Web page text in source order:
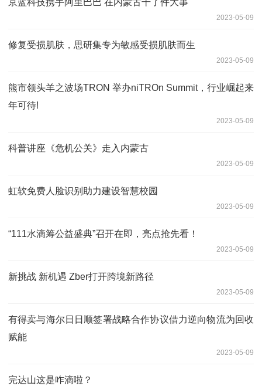
京蓝科技携手阿里巴巴 在内蒙古干了件大事
2023-05-09
修复受损肌肤，思研集专为敏感受损肌肤而生
2023-05-09
熊市领头羊之波场TRON 举办niTROn Summit，行业崛起来
年可待!
2023-05-09
科普讲座《危机公关》走入内蒙古
2023-05-09
虹软免费人脸识别助力建设智慧校园
2023-05-09
“111水滴筹公益盛典”召开在即，亮点抢先看！
2023-05-09
新挑战 新机遇 Zber打开跨境新路径
2023-05-09
有得卖与海尔日日顺签署战略合作协议借力逆向物流为回收
赋能
2023-05-09
完达山这是咋滴啦？